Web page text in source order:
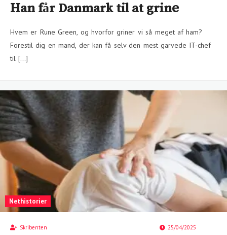
Han får Danmark til at grine
Hvem er Rune Green, og hvorfor griner vi så meget af ham?
Forestil dig en mand, der kan få selv den mest garvede IT-chef
til […]
Nethistorier
Skribenten 25/04/2025